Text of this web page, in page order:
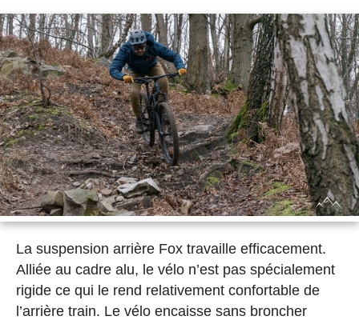
La suspension arrière Fox travaille efficacement.
Alliée au cadre alu, le vélo n’est pas spécialement
rigide ce qui le rend relativement confortable de
l’arrière train. Le vélo encaisse sans broncher